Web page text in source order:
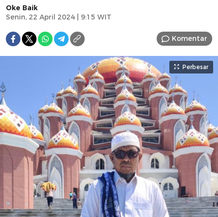
Oke Baik
Senin, 22 April 2024 | 9:15 WIT
Komentar
Perbesar